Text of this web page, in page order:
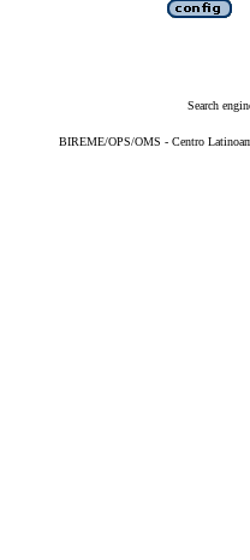
Search
BIREME/OPS/OMS - Centro